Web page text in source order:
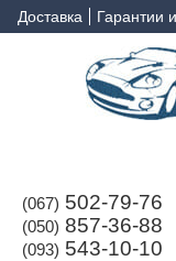
Доставка Гарантии
(067) 502-79-76
(050) 857-36-88
(093) 543-10-10